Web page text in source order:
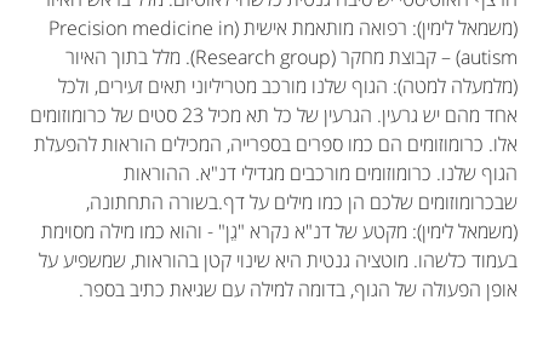
(משמאל לימין): רפואה מותאמת אישית (Precision medicine in
autism) – קבוצת מחקר (Research group). מלל בתוך האיור
(מלמעלה למטה): הגוף שלנו מורכב מטריליוני תאים זעירים, ולכל
אחד מהם יש גרעין. הגרעין של כל תא מכיל 23 סטים של כרומוזומים
אלו. כרומוזומים הם כמו ספרים בספרייה, המכילים הוראות להפעלת
הגוף שלנו. כרומוזומים מורכבים מגדילי דנ"א. ההוראות
שבכרומוזומים שלכם הן כמו מילים על דף.בשורה התחתונה,
(משמאל לימין): מקטע של דנ"א נקרא "גֵן" - והוא כמו מילה מסוימת
בעמוד כלשהו. מוטציה גנטית היא שינוי קטן בהוראות, שמשפיע על
אופן הפעולה של הגוף, בדומה למילה עם שגיאת כתיב בספר.